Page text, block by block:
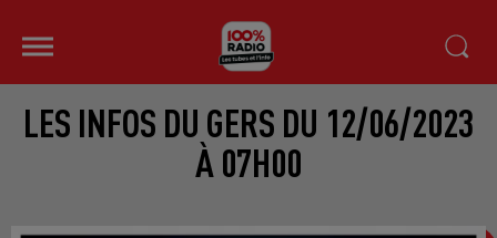
LES INFOS DU GERS DU 12/06/2023
À 07H00